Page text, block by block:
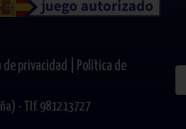
privacidad |
Política de
- Tlf. 981213727